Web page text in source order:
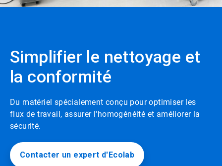
IconFilter
Icon
le
désactiver
rotation.
pour
passer
Simplifier le nettoyage et
la conformité
Du matériel spécialement conçu pour optimiser les
flux de travail, assurer l'homogénéité et améliorer la
sécurité.
Contacter un expert d'Ecolab